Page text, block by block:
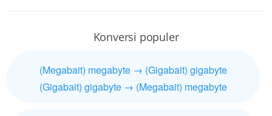
Konversi populer
(Megabait) megabyte → (Gigabait) gigabyte
(Gigabait) gigabyte → (Megabait) megabyte